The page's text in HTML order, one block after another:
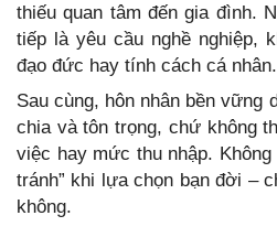
thiếu quan tâm đến gia đình.
tiếp là yêu cầu nghề nghiệp,
đạo đức hay tính cách cá nhân.
Sau cùng, hôn nhân bền vững
chia và tôn trọng, chứ không
việc hay mức thu nhập. Không
tránh” khi lựa chọn bạn đời –
không.